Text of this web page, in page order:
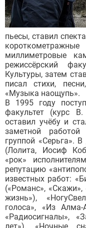
пьесы, ставил
миллиметровые
режиссёрский
Культуры, затем
писал стихи,
«Музыка наощупь».
В 1995 году
факультет (курс
оставил учёбу и
заметной
группой «Серьга».
(Лолита, Иосиф
«рок»
репутацию
известных работ:
(«Романс»,
жизнь»),
голоса», «Из
«Радиосигналы»,